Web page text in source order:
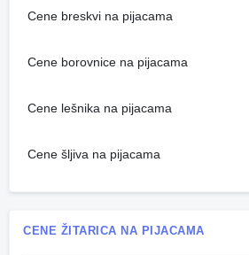
Cene breskvi na pijacama
Cene borovnice na pijacama
Cene lešnika na pijacama
Cene šljiva na pijacama
CENE ŽITARICA NA PIJACAMA